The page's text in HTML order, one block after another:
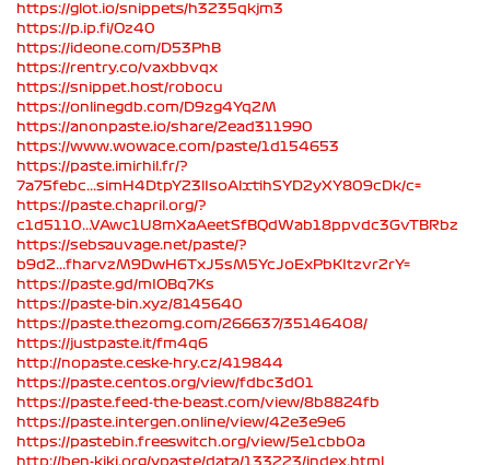
https://glot.io/snippets/h3235qkjm3
https://p.ip.fi/Oz40
https://ideone.com/D53PhB
https://rentry.co/vaxbbvqx
https://snippet.host/robocu
https://onlinegdb.com/D9zg4Yq2M
https://anonpaste.io/share/2ead311990
https://www.wowace.com/paste/1d154653
https://paste.imirhil.fr/?
7a75febc...simH4DtpY23lIsoAlxtihSYD2yXY809cDk/c=
https://paste.chapril.org/?
c1d5110...VAwc1U8mXaAeetSfBQdWab18ppvdc3GvTBRbz
https://sebsauvage.net/paste/?
b9d2...fharvzM9DwH6TxJ5sM5YcJoExPbKItzvr2rY=
https://paste.gd/mIOBq7Ks
https://paste-bin.xyz/8145640
https://paste.thezomg.com/266637/35146408/
https://justpaste.it/fm4q6
http://nopaste.ceske-hry.cz/419844
https://paste.centos.org/view/fdbc3d01
https://paste.feed-the-beast.com/view/8b8824fb
https://paste.intergen.online/view/42e3e9e6
https://pastebin.freeswitch.org/view/5e1cbb0a
http://ben-kiki.org/ypaste/data/133223/index.html